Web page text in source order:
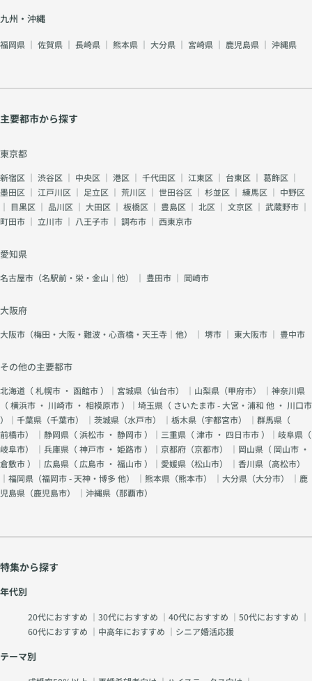
九州・沖縄
福岡県 ｜ 佐賀県 ｜ 長崎県 ｜ 熊本県 ｜ 大分県 ｜ 宮崎県 ｜ 鹿児島県 ｜ 沖縄県
主要都市から探す
東京都
新宿区 ｜ 渋谷区 ｜ 中央区 ｜ 港区 ｜ 千代田区 ｜ 江東区 ｜ 台東区 ｜ 葛飾区 ｜
墨田区 ｜ 江戸川区 ｜ 足立区 ｜ 荒川区 ｜ 世田谷区 ｜ 杉並区 ｜ 練馬区 ｜ 中野区
｜ 目黒区 ｜ 品川区 ｜ 大田区 ｜ 板橋区 ｜ 豊島区 ｜ 北区 ｜ 文京区 ｜ 武蔵野市 ｜
町田市 ｜ 立川市 ｜ 八王子市 ｜ 調布市 ｜ 西東京市
愛知県
名古屋市（名駅前・栄・金山｜他） ｜ 豊田市 ｜ 岡崎市
大阪府
大阪市（梅田・大阪・難波・心斎橋・天王寺｜他） ｜ 堺市 ｜ 東大阪市 ｜ 豊中市
その他の主要都市
北海道（札幌市 ・ 函館市）｜宮城県（仙台市） ｜山梨県（甲府市） ｜神奈川県
（横浜市 ・ 川崎市 ・ 相模原市）｜埼玉県（ さいたま市 - 大宮・浦和 他 ・ 川口市
）｜千葉県（千葉市） ｜茨城県（水戸市） ｜栃木県（宇都宮市） ｜群馬県（
前橋市） ｜静岡県（浜松市 ・ 静岡市）｜三重県（津市 ・ 四日市市）｜岐阜県（
岐阜市） ｜兵庫県（神戸市 ・ 姫路市）｜京都府（京都市） ｜岡山県（ 岡山市 ・
倉敷市）｜広島県（ 広島市 ・ 福山市）｜愛媛県（松山市） ｜香川県（高松市）
｜福岡県（福岡市 - 天神・博多 他） ｜熊本県（熊本市） ｜大分県（大分市） ｜鹿
児島県（鹿児島市） ｜沖縄県（那覇市）
特集から探す
年代別
20代におすすめ ｜ 30代におすすめ ｜ 40代におすすめ ｜ 50代におすすめ ｜
60代におすすめ ｜ 中高年におすすめ ｜ シニア婚活応援
テーマ別